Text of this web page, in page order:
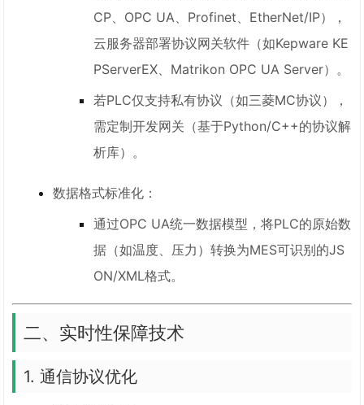
CP、OPC UA、Profinet、EtherNet/IP），
云服务器部署协议网关软件（如Kepware KE
PServerEX、Matrikon OPC UA Server）。
若PLC仅支持私有协议（如三菱MC协议），
需定制开发网关（基于Python/C++的协议解
析库）。
数据格式标准化：
通过OPC UA统一数据模型，将PLC的原始数
据（如温度、压力）转换为MES可识别的JS
ON/XML格式。
二、实时性保障技术
1. 通信协议优化